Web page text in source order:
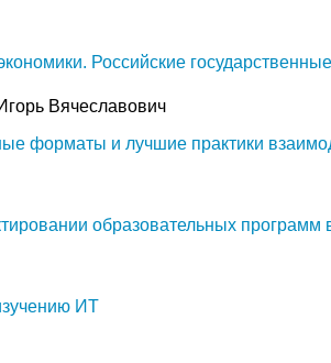
Российские
Вячеславович
форматы и лучшие практики
образовательных
ИТ